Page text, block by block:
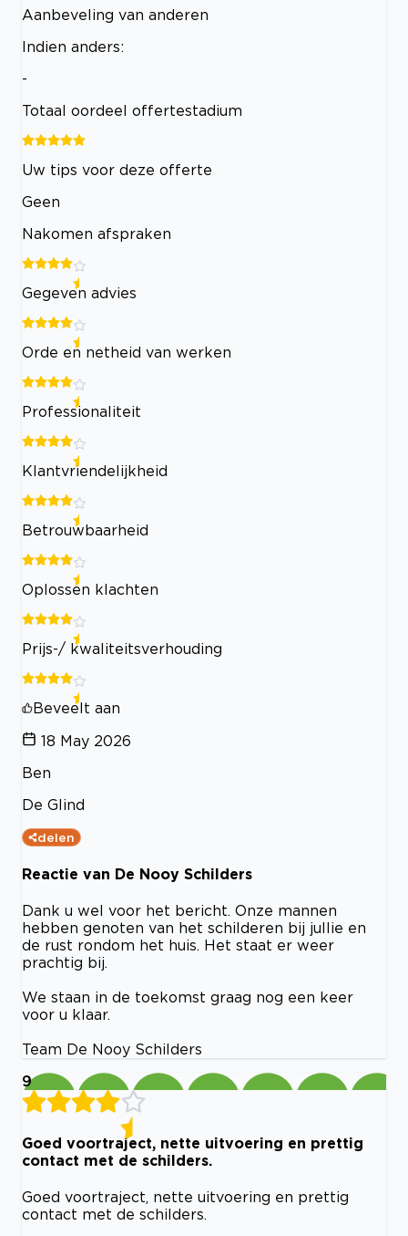
Aanbeveling van anderen
Indien anders:
-
Totaal oordeel offertestadium
Uw tips voor deze offerte
Geen
Nakomen afspraken
Gegeven advies
Orde en netheid van werken
Professionaliteit
Klantvriendelijkheid
Betrouwbaarheid
Oplossen klachten
Prijs-/ kwaliteitsverhouding
Beveelt aan
18 May 2026
Ben
De Glind
delen
Reactie van De Nooy Schilders
Dank u wel voor het bericht. Onze mannen
hebben genoten van het schilderen bij jullie en
de rust rondom het huis. Het staat er weer
prachtig bij.
We staan in de toekomst graag nog een keer
voor u klaar.
Team De Nooy Schilders
9
Goed voortraject, nette uitvoering en prettig
contact met de schilders.
Goed voortraject, nette uitvoering en prettig
contact met de schilders.